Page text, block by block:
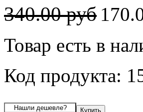
340.00 руб
Товар есть в
Код продукта: